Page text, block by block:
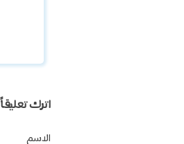
اترك تعليقاً
الاسم